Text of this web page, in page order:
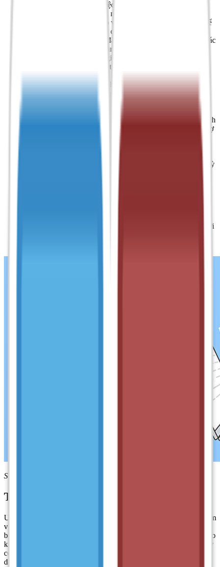
Unikey không chỉ hỗ trợ việc gõ tiếng Việt có dấu mà còn
cung cấp nhiều tùy chọn cá nhân hóa để người dùng có thể
điều chỉnh sao cho phù hợp với nhu cầu sử dụng. Bạn có thể
thay đổi các cài đặt như tốc độ gõ, hiển thị biểu tượng phần
mềm trên thanh tác vụ, cài đặt bộ mã, và nhiều tính năng khác
để có một trải nghiệm sử dụng thoải mái nhất. Unikey cũng
hỗ trợ tự động chuyển đổi giữa các kiểu gõ và bảng mã khi
bạn nhập liệu, giúp việc gõ tiếng Việt trở nên mượt mà và
hiệu quả hơn.
chính tả và hỗ trợ nhiều bảng mã khác nhau như Unicode,
TCVN3, VNI, giúp người dùng làm việc với văn bản tiếng
Việt trên nhiều nền tảng và phần mềm khác nhau mà không
gặp phải vấn đề về định dạng. Tính năng này đặc biệt hữu ích
khi bạn cần soạn thảo văn bản trong môi trường không hỗ trợ
giảm thiểu lỗi chính tả khi sử dụng phần mềm. Bạn có thể tuỳ
công việc, học tập và giao tiếp trực tuyến, Unikey giúp người
Sử dụng phần mềm Unikey
Tính năng chính của phần mềm Unikey
UniKey là phần mềm gõ tiếng Việt mạnh mẽ, hỗ trợ người dùng làm
việc nhanh chóng và hiệu quả với nhiều bảng mã khác nhau. Đặc
biệt, bảng mã Unicode được khuyến nghị sử dụng phổ biến nhờ vào
khả năng tương thích cao và sự hỗ trợ toàn cầu. Tuy nhiên, UniKey
còn cung cấp rất nhiều lựa chọn bảng mã khác nhau, giúp bạn dễ
dàng chuyển đổi và nhập liệu một cách linh hoạt.